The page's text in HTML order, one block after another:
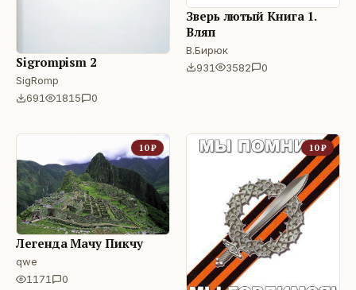
Sigrompism 2
SigRomp
691
1815 0
Зверь лютый Книга 1.
Вляп
В.Бирюк
931
3582 0
10₽
Легенда Мачу Пикчу
qwe
1171
0
10₽